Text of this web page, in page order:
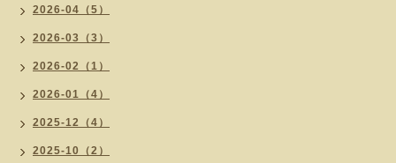
2026-04（5）
2026-03（3）
2026-02（1）
2026-01（4）
2025-12（4）
2025-10（2）